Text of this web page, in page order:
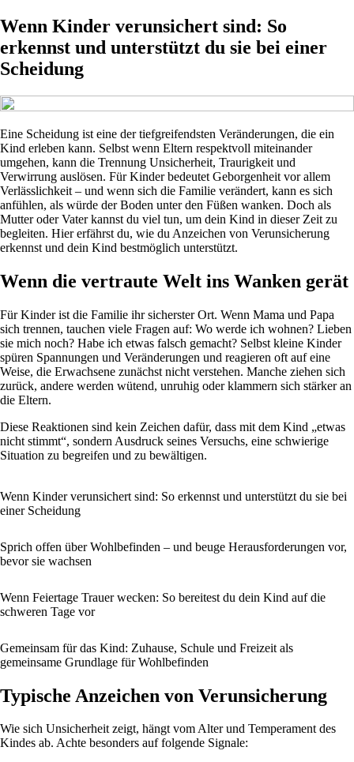
Wenn Kinder verunsichert sind: So
erkennst und unterstützt du sie bei einer
Scheidung
Eine Scheidung ist eine der tiefgreifendsten Veränderungen, die ein
Kind erleben kann. Selbst wenn Eltern respektvoll miteinander
umgehen, kann die Trennung Unsicherheit, Traurigkeit und
Verwirrung auslösen. Für Kinder bedeutet Geborgenheit vor allem
Verlässlichkeit – und wenn sich die Familie verändert, kann es sich
anfühlen, als würde der Boden unter den Füßen wanken. Doch als
Mutter oder Vater kannst du viel tun, um dein Kind in dieser Zeit zu
begleiten. Hier erfährst du, wie du Anzeichen von Verunsicherung
erkennst und dein Kind bestmöglich unterstützt.
Wenn die vertraute Welt ins Wanken gerät
Für Kinder ist die Familie ihr sicherster Ort. Wenn Mama und Papa
sich trennen, tauchen viele Fragen auf: Wo werde ich wohnen? Lieben
sie mich noch? Habe ich etwas falsch gemacht? Selbst kleine Kinder
spüren Spannungen und Veränderungen und reagieren oft auf eine
Weise, die Erwachsene zunächst nicht verstehen. Manche ziehen sich
zurück, andere werden wütend, unruhig oder klammern sich stärker an
die Eltern.
Diese Reaktionen sind kein Zeichen dafür, dass mit dem Kind „etwas
nicht stimmt“, sondern Ausdruck seines Versuchs, eine schwierige
Situation zu begreifen und zu bewältigen.
Wenn Kinder verunsichert sind: So erkennst und unterstützt du sie bei
einer Scheidung
Sprich offen über Wohlbefinden – und beuge Herausforderungen vor,
bevor sie wachsen
Wenn Feiertage Trauer wecken: So bereitest du dein Kind auf die
schweren Tage vor
Gemeinsam für das Kind: Zuhause, Schule und Freizeit als
gemeinsame Grundlage für Wohlbefinden
Typische Anzeichen von Verunsicherung
Wie sich Unsicherheit zeigt, hängt vom Alter und Temperament des
Kindes ab. Achte besonders auf folgende Signale: